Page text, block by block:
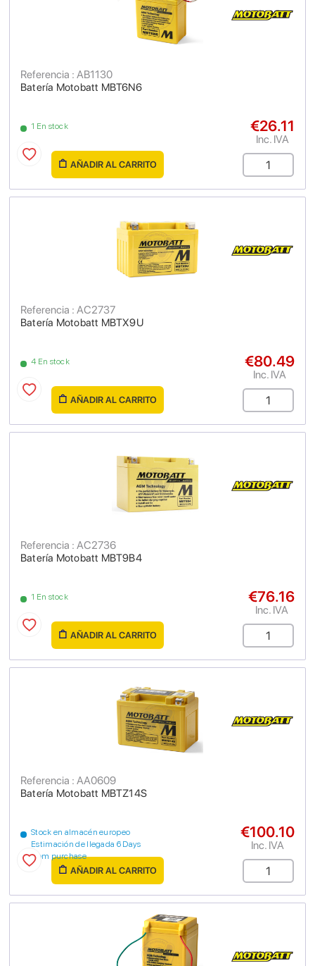
Batería Motobatt MBT6N6
Referencia : AB1130
1 En stock €26.11
Inc. IVA
AÑADIR AL CARRITO
Batería Motobatt MBTX9U
Referencia : AC2737
4 En stock €80.49
Inc. IVA
AÑADIR AL CARRITO
Batería Motobatt MBT9B4
Referencia : AC2736
1 En stock €76.16
Inc. IVA
AÑADIR AL CARRITO
Batería Motobatt MBTZ14S
Referencia : AA0609
Stock en almacén europeo
Estimación de llegada 6 Days
from purchase
€100.10
Inc. IVA
AÑADIR AL CARRITO